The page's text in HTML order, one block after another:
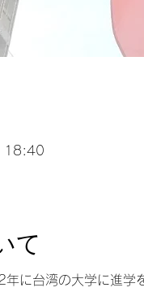
18:40
て
に台湾の大学に進学